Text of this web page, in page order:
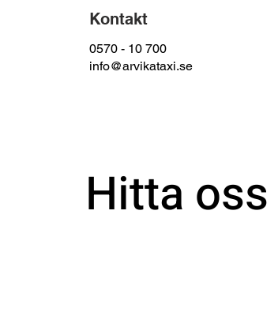
Kontakt
0570 - 10 700
info@arvikataxi.se
Hitta oss